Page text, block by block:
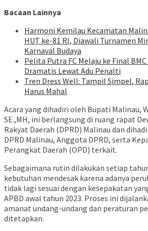
Bacaan Lainnya
Harmoni Kemilau Kecamatan
HUT ke-81 RI, Diawali Turnamen
Karnaval Budaya
Pelita Putra FC Melaju ke Final BMC
Dramatis Lewat Adu Penalti
Tren Dress Well: Tampil Simpel,
Harus Mahal
Acara yang dihadiri oleh Bupati Malinau,
SE.,MH, ini berlangsung di ruang rapat
Rakyat Daerah (DPRD) Malinau dan
DPRD Malinau, Anggota DPRD, serta
Perangkat Daerah (OPD) terkait.
Sebagaimana rutin dilakukan setiap
kebutuhan mendesak karena adanya
tidak lagi sesuai dengan kesepakatan
APBD awal tahun 2023. Proses ini
amanat undang-undang dan peraturan
ditetapkan.